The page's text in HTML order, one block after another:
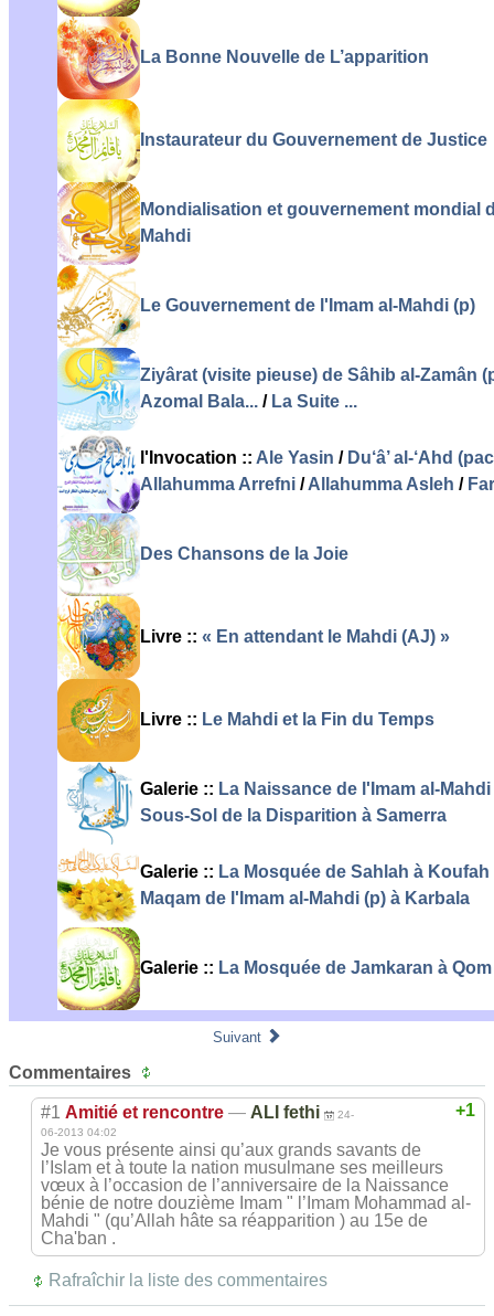
La Bonne Nouvelle de L’apparition
Instaurateur du Gouvernement de Justice
Mondialisation et gouvernement mondial
Mahdi
Le Gouvernement de l'Imam al-Mahdi (p)
Ziyârat (visite pieuse) de Sâhib al-Zamân
Azomal Bala... / La Suite ...
l'Invocation :: Ale Yasin / Du‘â’ al-‘Ahd
Allahumma Arrefni /Allahumma Asleh /
Des Chansons de la Joie
Livre :: « En attendant le Mahdi (AJ) »
Livre :: Le Mahdi et la Fin du Temps
Galerie :: La Naissance de l'Imam al-Mahdi
Sous-Sol de la Disparition à Samerra
Galerie :: La Mosquée de Sahlah à Koufah
Maqam de l'Imam al-Mahdi (p) à Karbala
Galerie :: La Mosquée de Jamkaran à Qom
Suivant
Commentaires
+1
#1 Amitié et rencontre — ALI fethi
24-
06-2013 04:02
Je vous présente ainsi qu’aux grands savants de
l’Islam et à toute la nation musulmane ses meilleurs
vœux à l’occasion de l’anniversaire de la Naissance
bénie de notre douzième Imam " l’Imam Mohammad al-
Mahdi " (qu’Allah hâte sa réapparition ) au 15e de
Cha'ban .
Rafraîchir la liste des commentaires